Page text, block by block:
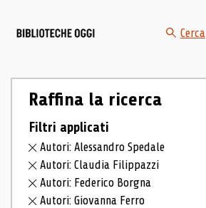
Cerca
Raffina la ricerca
Filtri applicati
Autori: Alessandro Spedale
Autori: Claudia Filippazzi
Autori: Federico Borgna
Autori: Giovanna Ferro